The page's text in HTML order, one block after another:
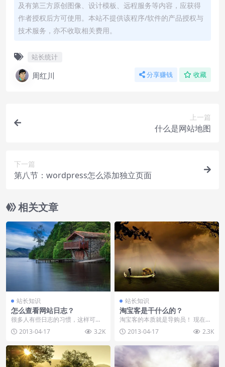
及有第三方原创图像、设计模板、远程服务等内容，应获得
作者授权后方可使用。本站不提供该程序/软件的产品授权与
技术服务，亦不收取相关费用。
站长统计
周红川 分享赚钱 收藏
上一篇
什么是网站地图
下一篇
第八节：wordpress怎么添加独立页面
相关文章
站长知识
怎么查看网站日志？
很多人有些日志的习惯，这样可以
记录自己每天对这个世界的感受，
真的是一个很好的想法...
2013-04-17 3.2K
站长知识
淘宝客是干什么的？
淘宝客的本质就是导购员！ 现在淘
宝网在大力宣传他的淘宝商城,电视
广告铺天盖地,所...
2013-04-17 2.3K